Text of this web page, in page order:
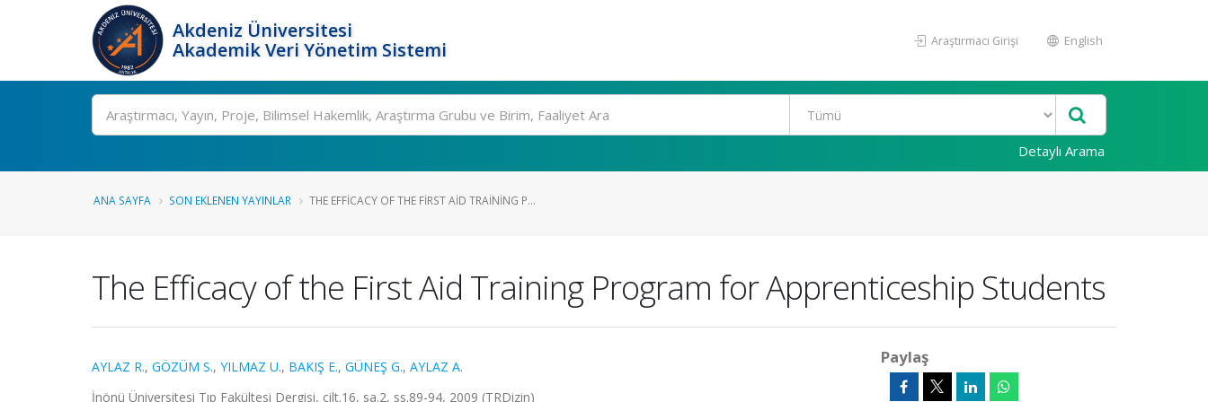
Akdeniz Üniversitesi
Akademik Veri Yönetim Sistemi
Araştırmacı Girişi English
Ara
Detaylı Arama
ANA SAYFA SON EKLENEN YAYINLAR THE EFFICACY OF THE FIRST AID TRAINING P...
The Efficacy of the First Aid Training Program for Apprenticeship Students
AYLAZ R., GÖZÜM S., YILMAZ U., BAKIŞ E., GÜNEŞ G., AYLAZ A.
İnönü Üniversitesi Tıp Fakültesi Dergisi, cilt.16, sa.2, ss.89-94, 2009 (TRDizin)
Paylaş